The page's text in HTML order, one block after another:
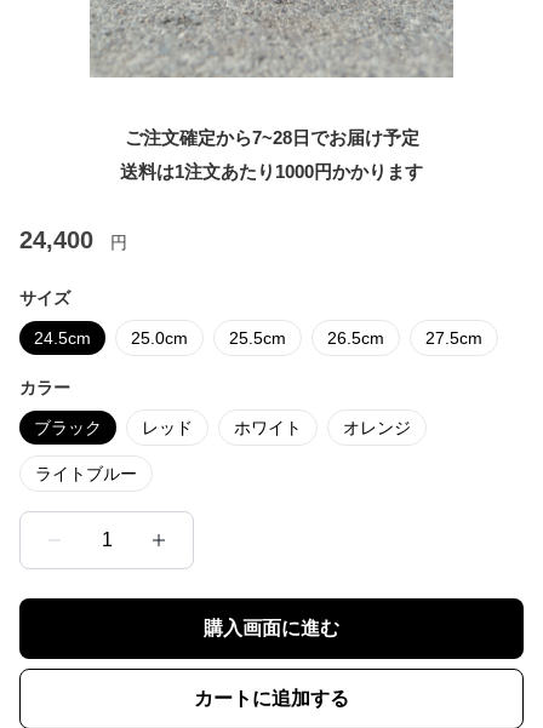
ご注文確定から7~28日でお届け予定
送料は1注文あたり 1000円かかります
24,400 円
サイズ
24.5cm 25.0cm 25.5cm 26.5cm 27.5cm
カラー
ブラック レッド ホワイト オレンジ
ライトブルー
1
購入画面に進む
カートに追加する